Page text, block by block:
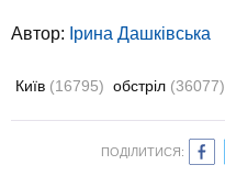
Автор: Ірина Дашківська
Київ (16795) обстріл (36077)
ПОДІЛИТИСЯ: